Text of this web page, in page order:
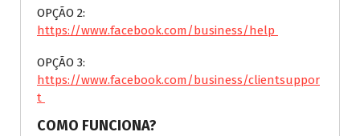
OPÇÃO 2:
https://www.facebook.com/business/help
OPÇÃO 3:
https://www.facebook.com/business/clientsuppor
t
COMO FUNCIONA?